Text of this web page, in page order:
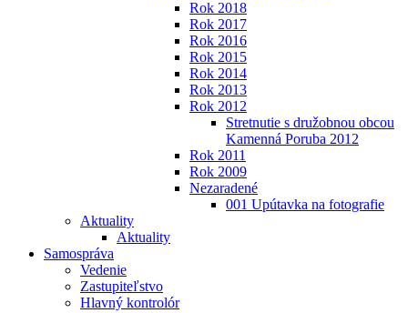
Rok 2018
Rok 2017
Rok 2016
Rok 2015
Rok 2014
Rok 2013
Rok 2012
Stretnutie s družobnou obcou
Kamenná Poruba 2012
Rok 2011
Rok 2009
Nezaradené
001 Upútavka na fotografie
Aktuality
Aktuality
Samospráva
Vedenie
Zastupiteľstvo
Hlavný kontrolór